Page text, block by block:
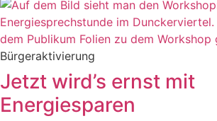
Bürgeraktivierung
Jetzt wird’s ernst mit
Energiesparen